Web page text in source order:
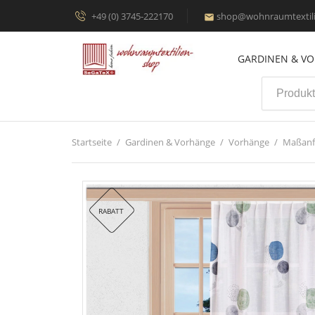
+49 (0) 3745-222170 
GARDINEN &
Startseite Gardinen & Vorhänge Vorhänge
RABATT